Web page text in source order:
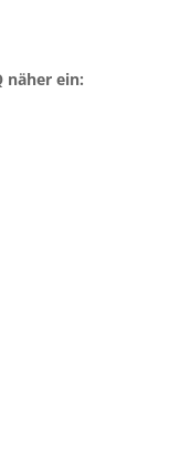
näher ein: